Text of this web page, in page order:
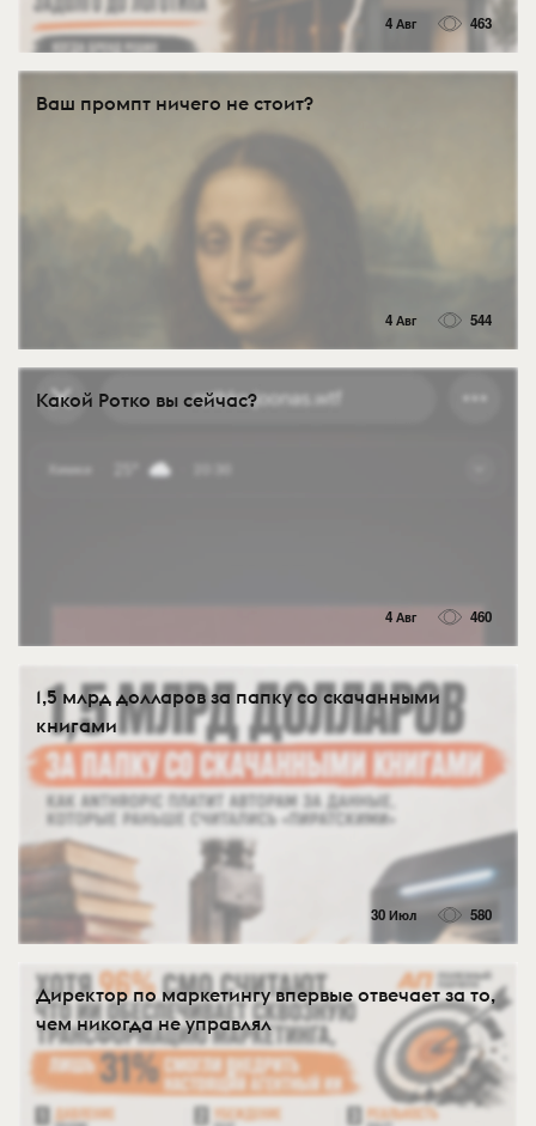
4 Авг 463
Ваш промпт ничего не стоит?
4 Авг 544
Какой Ротко вы сейчас?
4 Авг 460
1,5 млрд долларов за папку со скачанными
книгами
30 Июл 580
Директор по маркетингу впервые отвечает за то,
чем никогда не управлял